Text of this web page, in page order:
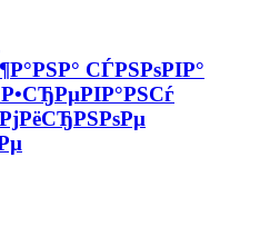
СЃРЅРѕРІР°